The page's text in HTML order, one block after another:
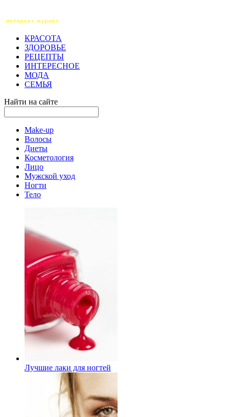
КРАСОТА
ЗДОРОВЬЕ
РЕЦЕПТЫ
ИНТЕРЕСНОЕ
МОДА
СЕМЬЯ
Найти на сайте
Make-up
Волосы
Диеты
Косметология
Лицо
Мужской уход
Ногти
Тело
Лучшие лаки для ногтей